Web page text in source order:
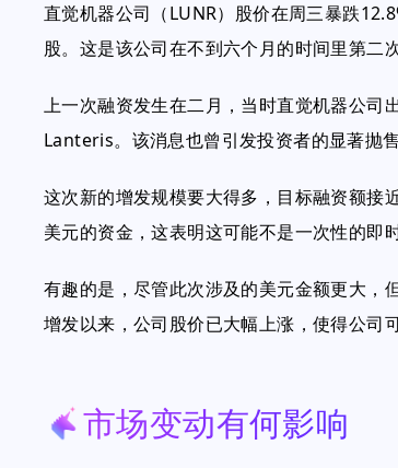
直觉机器公司（LUNR）股价在周三暴跌
股。这是该公司在不到六个月的时间里第二
上一次融资发生在二月，当时直觉机器公司
Lanteris。该消息也曾引发投资者的显著抛售
这次新的增发规模要大得多，目标融资额接
美元的资金，这表明这可能不是一次性的即时
有趣的是，尽管此次涉及的美元金额更大，
增发以来，公司股价已大幅上涨，使得公司
市场变动有何影响